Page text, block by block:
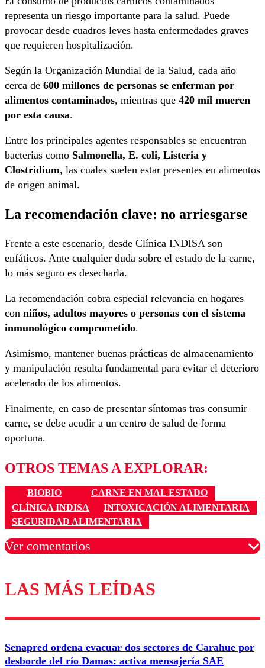
representa un riesgo importante para la salud. Puede
provocar desde cuadros leves hasta enfermedades graves
que requieren hospitalización.
Según la Organización Mundial de la Salud, cada año
cerca de 600 millones de personas se enferman por
alimentos contaminados, mientras que 420 mil mueren
por esta causa.
Entre los principales agentes responsables se encuentran
bacterias como Salmonella, E. coli, Listeria y
Clostridium, las cuales suelen estar presentes en alimentos
de origen animal.
La recomendación clave: no arriesgarse
Frente a este escenario, desde Clínica INDISAson
enfáticos. Ante cualquier duda sobre el estado de la carne,
lo más seguro es desecharla.
La recomendación cobra especial relevancia en hogares
con niños, adultos mayores o personas con el sistema
inmunológico comprometido.
Asimismo, mantener buenas prácticas de almacenamiento
y manipulación resulta fundamental para evitar el deterioro
acelerado de los alimentos.
Finalmente, en caso de presentar síntomas tras consumir
carne, se debe acudir a un centro de salud de forma
oportuna.
OTROS TEMAS A EXPLORAR:
BIOBIO
CARNE EN MAL ESTADO
CLÍNICA INDISA
INTOXICACIÓN ALIMENTARIA
SEGURIDAD ALIMENTARIA
Ver comentarios
Los comentarios son moderados para garantizar un
diálogo respetuoso.
Correo
LAS MÁS LEÍDAS
Senapred ordena evacuar dos sectores de Carahue por
desborde del río Damas: activa mensajería SAE